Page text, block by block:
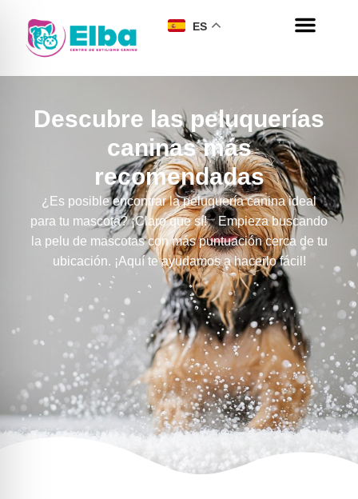
ES
Descubre las peluquerías
caninas más
recomendadas
¿Es posible encontrar la peluquería canina ideal
para tu mascota? ¡Claro que sí! Empieza buscando
la pelu de mascotas con más puntuación cerca de tu
ubicación. ¡Aquí te ayudamos a hacerlo fácil!